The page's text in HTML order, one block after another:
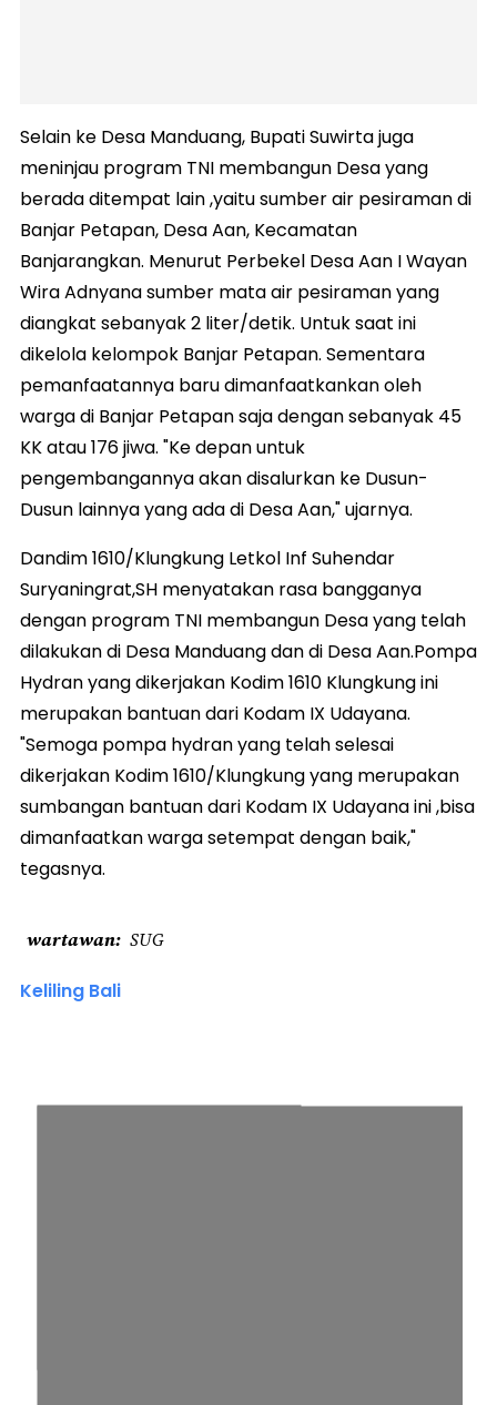
Selain ke Desa Manduang, Bupati Suwirta juga
meninjau program TNI membangun Desa yang
berada ditempat lain ,yaitu sumber air pesiraman di
Banjar Petapan, Desa Aan, Kecamatan
Banjarangkan. Menurut Perbekel Desa Aan I Wayan
Wira Adnyana sumber mata air pesiraman yang
diangkat sebanyak 2 liter/detik. Untuk saat ini
dikelola kelompok Banjar Petapan. Sementara
pemanfaatannya baru dimanfaatkankan oleh
warga di Banjar Petapan saja dengan sebanyak 45
KK atau 176 jiwa. "Ke depan untuk
pengembangannya akan disalurkan ke Dusun-
Dusun lainnya yang ada di Desa Aan," ujarnya.
Dandim 1610/Klungkung Letkol Inf Suhendar
Suryaningrat,SH menyatakan rasa bangganya
dengan program TNI membangun Desa yang telah
dilakukan di Desa Manduang dan di Desa Aan.Pompa
Hydran yang dikerjakan Kodim 1610 Klungkung ini
merupakan bantuan dari Kodam IX Udayana.
"Semoga pompa hydran yang telah selesai
dikerjakan Kodim 1610/Klungkung yang merupakan
sumbangan bantuan dari Kodam IX Udayana ini ,bisa
dimanfaatkan warga setempat dengan baik,"
tegasnya.
wartawan SUG
Keliling Bali